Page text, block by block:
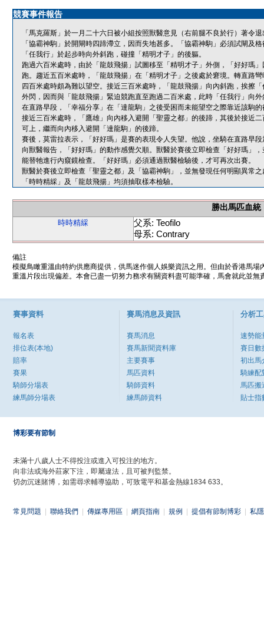
競賽事件報告
「馬克羅斯」於一月二十六日被小組按照獸醫意見（右前腿不良於行）著令
「協霸神駒」於開閘時四蹄滯立，因而失地甚多。「協霸神駒」必須試閘及
「任我行」於起步時向外斜跑，碰撞「精明才子」的後軀。
跑過六百米處時，由於「龍鼓飛揚」試圖移至「精明才子」外側，「好好瑪
跑。趨近五百米處時，「龍鼓飛揚」在「精明才子」之後處於窘境。轉直路
四百米處時頗為難以望空。接近三百米處時，「龍鼓飛揚」向內斜跑，挨擦
外閃，因而與「龍鼓飛揚」緊迫競跑直至跑過二百米處，此時「任我行」向
在直路早段，「幸福分享」在「達龍駒」之後受困而未能望空之際靠近該駒
接近三百米處時，「鷹雄」向內移入避開「聖靈之都」的後蹄，其後於接近
可上，繼而向內移入避開「達龍駒」的後蹄。
賽後，莫雷拉表示，「好好瑪」是賽的表現令人失望。他說，坐騎在直路早
向獸醫報告，「好好瑪」的動作感覺欠順。獸醫於賽後立即檢查「好好瑪」
能替牠進行內窺鏡檢查。「好好瑪」必須通過獸醫檢驗後，才可再次出賽。
獸醫於賽後立即檢查「聖靈之都」及「協霸神駒」，並無發現任何明顯異常之
「時時精綵」及「龍鼓飛揚」均須抽取樣本檢驗。
勝出馬匹血統
時時精綵
父系: Teofilo
母系: Contrary
備註
模擬鳥瞰重溫由特約供應商提供，供馬迷作個人娛樂資訊之用。但由於香港馬
重溫片段出現偏差。本會已盡一切努力務求有關資料盡可能準確，馬會就此並
賽事資料
報名表
排位表(本地)
賠率
賽果
騎師分場表
練馬師分場表
賽馬消息及資訊
賽馬消息
賽馬新聞資料庫
主要賽事
馬匹資料
騎師資料
練馬師資料
分析
速勢能
賽日數
初出馬
騎練配
馬匹搬
貼士指
博彩要有節制
未滿十八歲人士不得投注或進入可投注的地方。
向非法或海外莊家下注，即屬違法，且可被判監禁。
切勿沉迷賭博，如需尋求輔導協助，可致電平和基金熱線1834 633。
常見問題 聯絡我們 傳媒專用區 網頁指南 規例 提倡有節制博彩 私